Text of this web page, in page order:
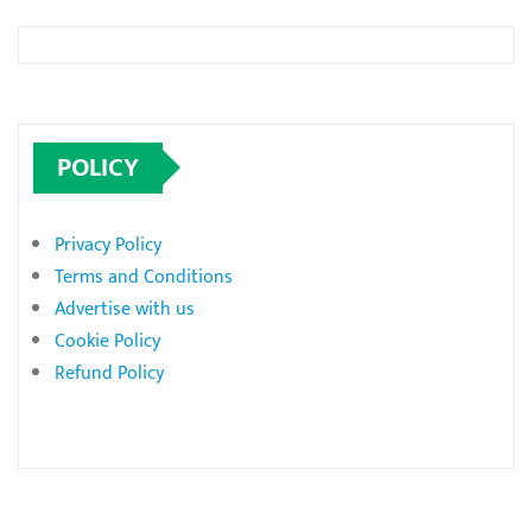
POLICY
Privacy Policy
Terms and Conditions
Advertise with us
Cookie Policy
Refund Policy